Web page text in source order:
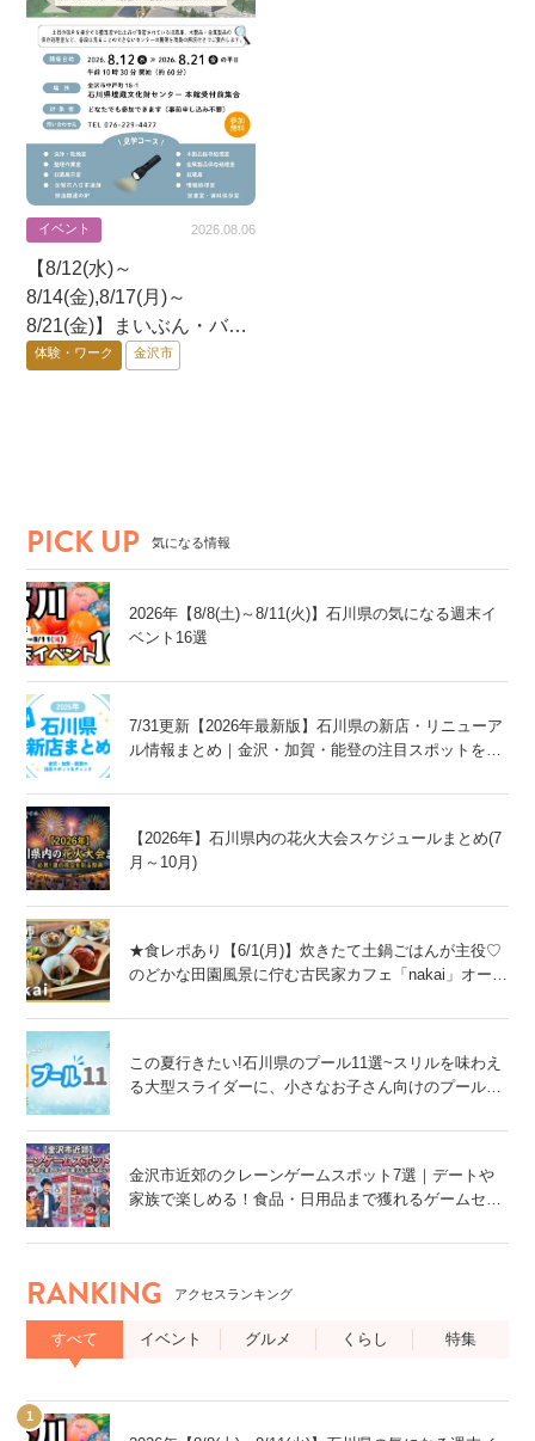
イベント 2026.08.06
【8/12(水)～
8/14(金),8/17(月)～
8/21(金)】まいぶん・バッ
クヤード・ツアー@金沢
体験・ワーク 金沢市
PICK UP 気になる情報
2026年【8/8(土)～8/11(火)】石川県の気になる週末イ
ベント16選
7/31更新【2026年最新版】石川県の新店・リニューア
ル情報まとめ｜金沢・加賀・能登の注目スポットをチ
【2026年】石川県内の花火大会スケジュールまとめ(7
月～10月)
★食レポあり【6/1(月)】炊きたて土鍋ごはんが主役♡
のどかな田園風景に佇む古民家カフェ「nakai」オープ
この夏行きたい!石川県のプール11選~スリルを味わえ
る大型スライダーに、小さなお子さん向けのプール
金沢市近郊のクレーンゲームスポット7選｜デートや
家族で楽しめる！食品・日用品まで獲れるゲームセン
RANKING アクセスランキング
すべて イベント グルメ くらし 特集